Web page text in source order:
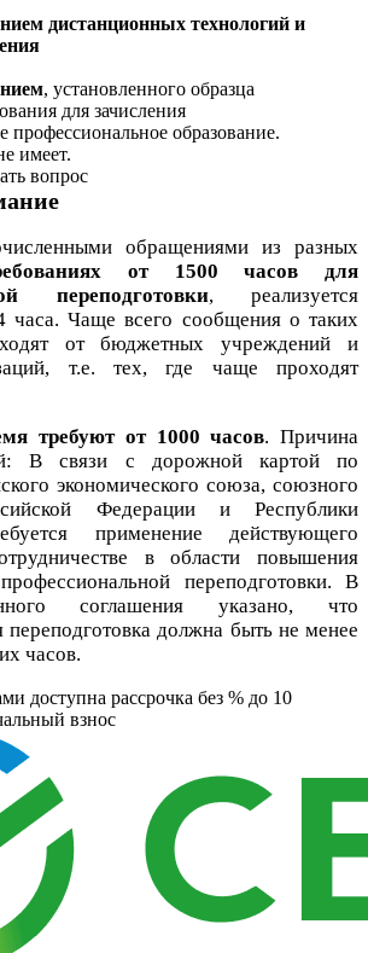
дистанционных технологий и
, установленного образца
для зачисления
образование.
имеет.
вопрос
обращениями из разных
от 1500 часов для
переподготовки, реализуется
часа. Чаще всего сообщения о таких
от бюджетных учреждений и
т.е. тех, где чаще проходят
требуют от 1000 часов. Причина
В связи с дорожной картой по
экономического союза, союзного
Федерации и Республики
применение действующего
в области повышения
переподготовки. В
соглашения указано, что
переподготовка должна быть не менее
часов.
доступна рассрочка без % до 10
взнос